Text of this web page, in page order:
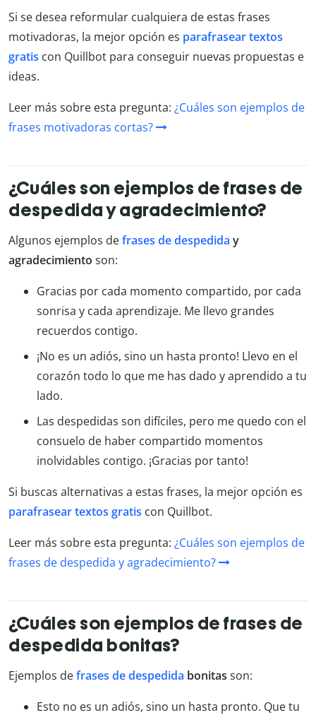
Si se desea reformular cualquiera de estas frases
motivadoras, la mejor opción es parafrasear textos
gratis con Quillbot para conseguir nuevas propuestas e
ideas.
Leer más sobre esta pregunta: ¿Cuáles son ejemplos de
frases motivadoras cortas?
¿Cuáles son ejemplos de frases de
despedida y agradecimiento?
Algunos ejemplos defrases de despedida y
agradecimiento son:
Gracias por cada momento compartido, por cada
sonrisa y cada aprendizaje. Me llevo grandes
recuerdos contigo.
¡No es un adiós, sino un hasta pronto! Llevo en el
corazón todo lo que me has dado y aprendido a tu
lado.
Las despedidas son difíciles, pero me quedo con el
consuelo de haber compartido momentos
inolvidables contigo. ¡Gracias por tanto!
Si buscas alternativas a estas frases, la mejor opción es
parafrasear textos gratis con Quillbot.
Leer más sobre esta pregunta: ¿Cuáles son ejemplos de
frases de despedida y agradecimiento?
¿Cuáles son ejemplos de frases de
despedida bonitas?
Ejemplos defrases de despedida bonitas son:
Esto no es un adiós, sino un hasta pronto. Que tu